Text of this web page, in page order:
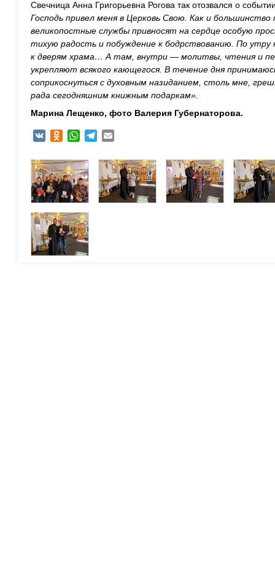
Свечница Анна Григорьевна Рогова так отозвался о
Господь привел меня в Церковь Свою. Как и
великопостные службы привносят на сердце особую
тихую радость и побуждение к бодрствованию. По утру
к дверям храма… А там, внутри — молитвы, чтения и
укрепляют всякого кающегося. В течение дня
соприкоснуться с духовным назиданием, столь мне,
рада сегодняшним книжным подаркам».
Марина Лещенко, фото Валерия Губернаторова.
VK Odnoklassniki
WhatsAppTelegram